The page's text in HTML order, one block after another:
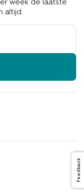
altijd.
Feedback